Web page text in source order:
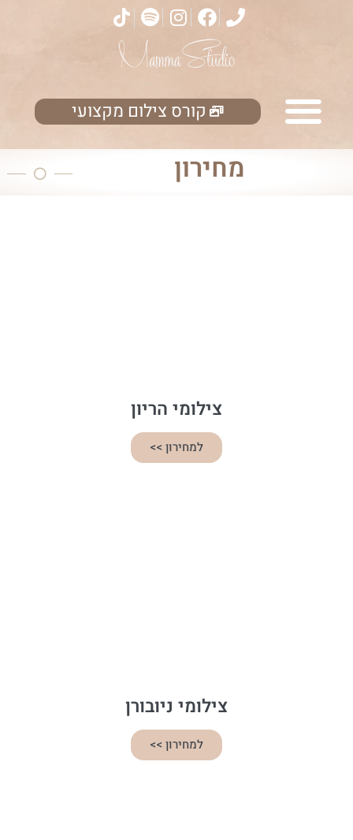
קורס צילום מקצועי
מחירון
צילומי הריון
למחירון >>
צילומי ניובורן
למחירון >>